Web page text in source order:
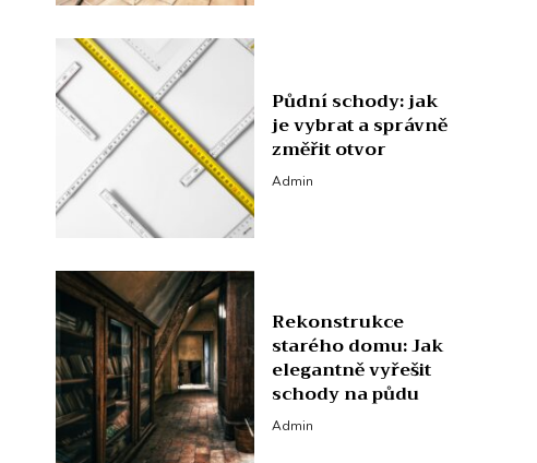
Půdní schody: jak
je vybrat a správně
změřit otvor
Admin
Rekonstrukce
starého domu: Jak
elegantně vyřešit
schody na půdu
Admin